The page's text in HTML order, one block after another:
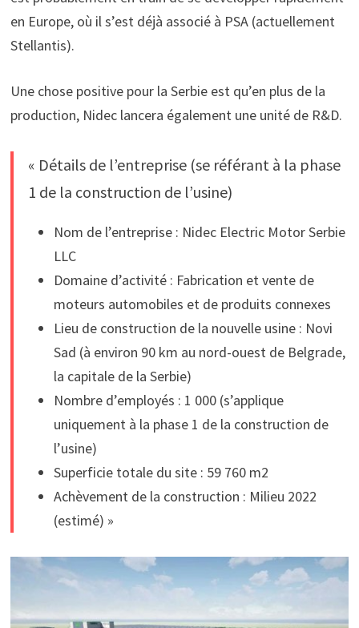
en Europe, où il s’est déjà associé à PSA (actuellement
Stellantis).
Une chose positive pour la Serbie est qu’en plus de la
production, Nidec lancera également une unité de R&D.
« Détails de l’entreprise (se référant à la phase
1 de la construction de l’usine)
Nom de l’entreprise : Nidec Electric Motor Serbie
LLC
Domaine d’activité : Fabrication et vente de
moteurs automobiles et de produits connexes
Lieu de construction de la nouvelle usine : Novi
Sad (à environ 90 km au nord-ouest de Belgrade,
la capitale de la Serbie)
Nombre d’employés : 1 000 (s’applique
uniquement à la phase 1 de la construction de
l’usine)
Superficie totale du site : 59 760 m2
Achèvement de la construction : Milieu 2022
(estimé) »